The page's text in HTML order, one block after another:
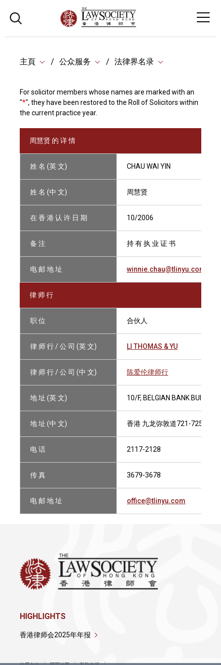
主頁 公众服务 法律界名录
For solicitor members whose names are marked with an
"*", they have been restored to the Roll of Solicitors within
the current practice year.
周慧贤 的 详 情
姓 名 (英 文) CHAU WAI YIN
姓 名 (中 文) 周慧贤
在 香 港 认 许 日 期 10/2006
备 注 持 有 执 业 证 书
电 邮 地 址 winnie.chau@tlinyu.com
律 师 行
职 位 合伙人
律 师 行 / 公 司 (英 文) LI THOMAS & YU
律 师 行 / 公 司 (中 文) 陈爱伦律师行
地 址 (英 文) 10/F, BELGIAN BANK
地 址 (中 文) 香港 九龙弥敦道721-725号 华
电 话 2117-2128
传 真 3679-3678
电 邮 地 址 office@tlinyu.com
HIGHLIGHTS
香港律师会2025年年报